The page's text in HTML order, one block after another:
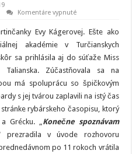
Komentáre vypnuténa
Eva
Kágerová:
Nevedela
som
ani
po
taliansky.
Najprv
som
pracovala
v
bare
Evy Kágerovej. Ešte ako
akadémie v Turčianskych
sa prihlásila aj do súťaže Miss
Zúčastňovala sa na
má spoluprácu so špičkovým
s jej tvárou zaplavili na istý čas
rybárskeho časopisu, ktorý
Grécku. „ Konečne spoznávam
prezradila v úvode rozhovoru
po 11 rokoch vrátila